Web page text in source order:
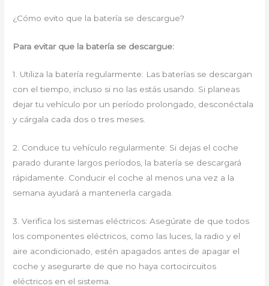
¿Cómo evito que la batería se descargue?
Para evitar que la batería se descargue:
1. Utiliza la batería regularmente: Las baterías se descargan
con el tiempo, incluso si no las estás usando. Si planeas
dejar tu vehículo por un período prolongado, desconéctala
y cárgala cada dos o tres meses.
2. Conduce tu vehículo regularmente: Si dejas el coche
parado durante largos períodos, la batería se descargará
rápidamente. Conducir el coche al menos una vez a la
semana ayudará a mantenerla cargada.
3. Verifica los sistemas eléctricos: Asegúrate de que todos
los componentes eléctricos, como las luces, la radio y el
aire acondicionado, estén apagados antes de apagar el
coche y asegurarte de que no haya cortocircuitos
eléctricos en el sistema.